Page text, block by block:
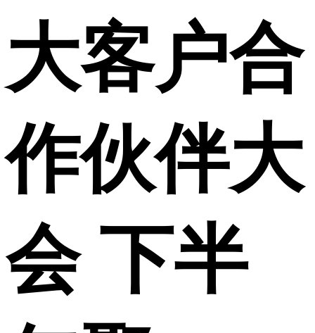
大客户合
作伙伴大
会 下半